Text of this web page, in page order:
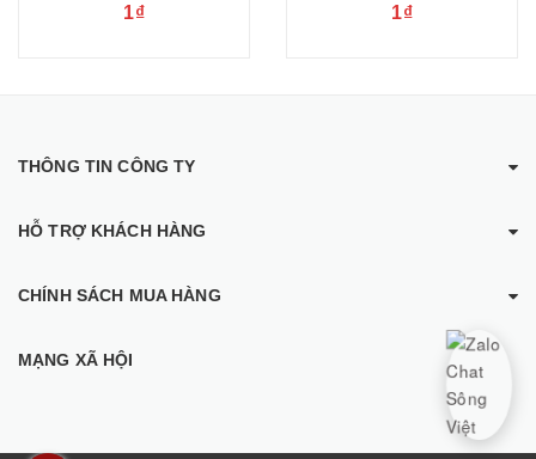
1₫ 1₫
THÔNG TIN CÔNG TY
HỖ TRỢ KHÁCH HÀNG
CHÍNH SÁCH MUA HÀNG
MẠNG XÃ HỘI